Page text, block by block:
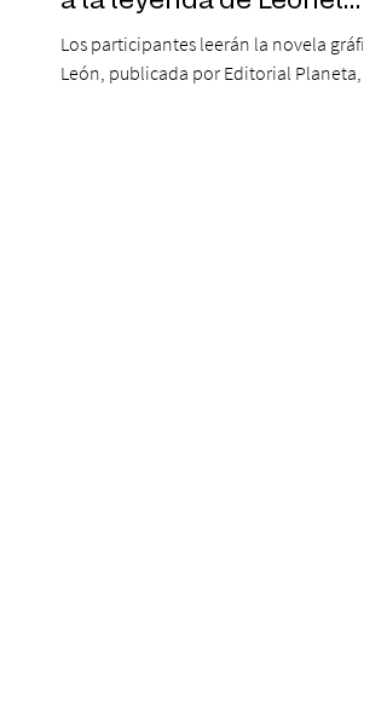
Sánchez
Los participantes leerán la novela gráfica
León, publicada por Editorial Planeta,